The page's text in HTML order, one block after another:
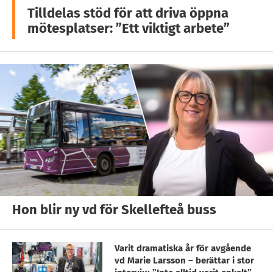
Tilldelas stöd för att driva öppna
mötesplatser: ”Ett viktigt arbete”
Hon blir ny vd för Skellefteå buss
Varit dramatiska år för avgående
vd Marie Larsson – berättar i stor